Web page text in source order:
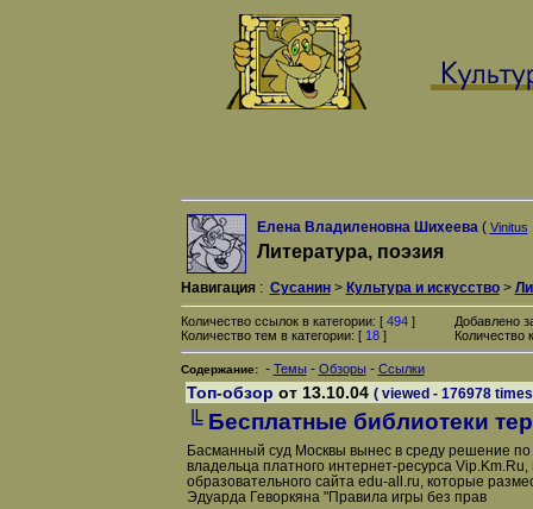
Елена Владиленовна Шихеева( Vinitus
Литература, поэзия
Навигация: Сусанин> Культура и искусство>
Количество ссылок в категории: [ 494]
Количество тем в категории: [ 18]
Добавлено
Количество
Содержание: - Темы - Обзоры - Ссылки
Топ-обзор от 13.10.04 ( viewed - 176978
╚ Бесплатные библиотеки
Басманный суд Москвы вынес в среду решение
владельца платного интернет-ресурса
образовательного сайта edu-all.ru, которые
Эдуарда Геворкяна "Правила игры без прав